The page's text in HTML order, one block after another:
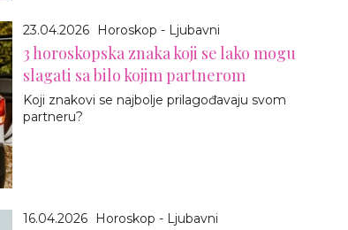
23.04.2026 Horoskop - Ljubavni
3 horoskopska znaka koji se lako mogu
slagati sa bilo kojim partnerom
Koji znakovi se najbolje prilagođavaju svom
partneru?
16.04.2026 Horoskop - Ljubavni